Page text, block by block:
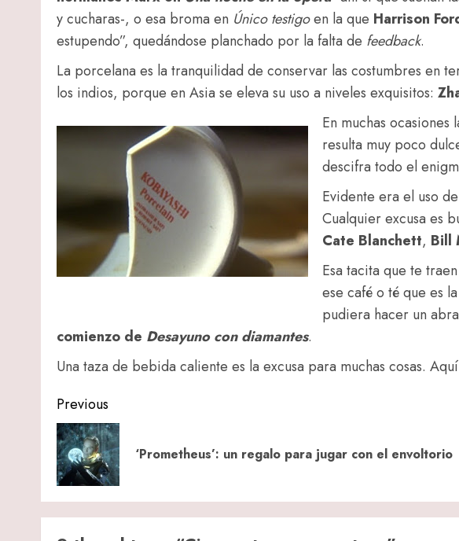
y cucharas-, o esa broma en Único testigoen la que Harrison
estupendo”, quedándose planchado por la falta de feedback.
La porcelana es la tranquilidad de conservar las costumbres en
los indios, porque en Asia se eleva su uso a niveles exquisitos:
En muchas
resulta muy poco
descifra todo el
Evidente era el uso
Cualquier excusa es
Cate Blanchett, Bill
Esa tacita que te
ese café o té que es
pudiera hacer un
comienzo de Desayuno con diamantes.
Una taza de bebida caliente es la excusa para muchas cosas.
Post
navigation
Previous
‘Prometheus’: un regalo para jugar con el envoltorio